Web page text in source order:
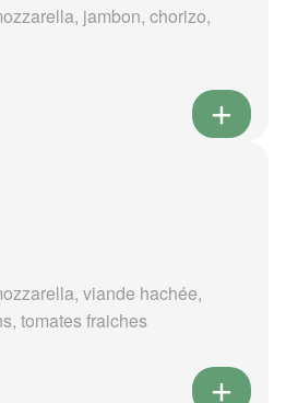
jambon, chorizo,
viande hachée,
tomates fraiches